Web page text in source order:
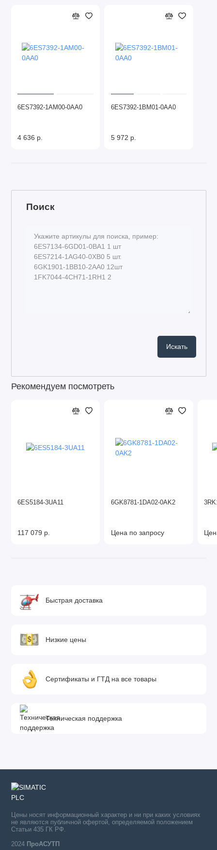
6ES7392-1AM00-0AA0
4 636 р.
6ES7392-1BM01-0AA0
5 972 р.
Поиск
Рекомендуем посмотреть
6ES5184-3UA11
117 079 р.
6GK8781-1DA02-0AK2
Цена по запросу
Быстрая доставка
Низкие цены
Сертификаты и ГТД на все товары
Техническая поддержка
Цены носят информационный характер и ни при каких условиях
не являются публичной офертой, определяемой положением
Статьи 435 ГК РФ.
2024 ПроАСУТП